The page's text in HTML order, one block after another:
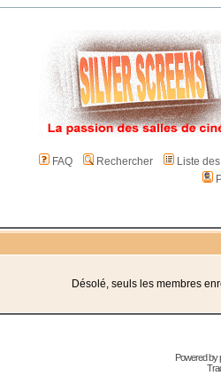
FAQ Rechercher
Liste
Désolé, seuls les membres
Powered by